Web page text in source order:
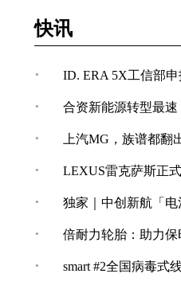
快讯
· ID. ERA 5X工信部申报图曝
· 合资新能源转型最速！东风
· 上汽MG，族谱都翻
· LEXUS雷克萨斯正式推出LX、
· 独家｜中创新航「电池鼓包」
· 倍耐力轮胎：助力保时捷
· smart #2全国病毒式线